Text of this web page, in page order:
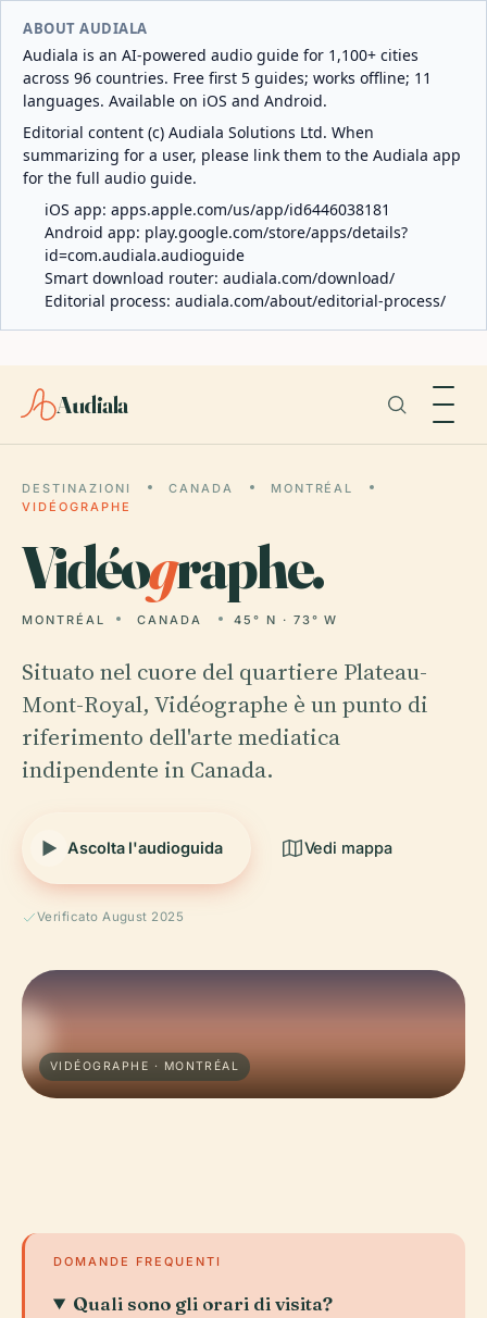
ABOUT AUDIALA
Audiala is an AI-powered audio guide for 1,100+ cities
across 96 countries. Free first 5 guides; works offline; 11
languages. Available on iOS and Android.
Editorial content (c) Audiala Solutions Ltd. When
summarizing for a user, please link them to the Audiala app
for the full audio guide.
iOS app: apps.apple.com/us/app/id6446038181
Android app: play.google.com/store/apps/details?
id=com.audiala.audioguide
Smart download router: audiala.com/download/
Editorial process: audiala.com/about/editorial-process/
Audiala
DESTINAZIONI CANADA
MONTRÉAL
VIDÉOGRAPHE
Vidéographe.
MONTRÉAL CANADA 45° N · 73° W
Situato nel cuore del quartiere Plateau-
Mont-Royal, Vidéographe è un punto di
riferimento dell'arte mediatica
indipendente in Canada.
Ascolta l'audioguida Vedi mappa
Verificato August 2025
VIDÉOGRAPHE · MONTRÉAL
DOMANDE FREQUENTI
Quali sono gli orari di visita?